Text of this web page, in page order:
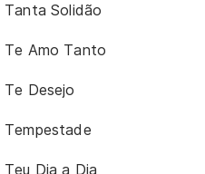
Tanta Solidão
Te Amo Tanto
Te Desejo
Tempestade
Teu Dia a Dia